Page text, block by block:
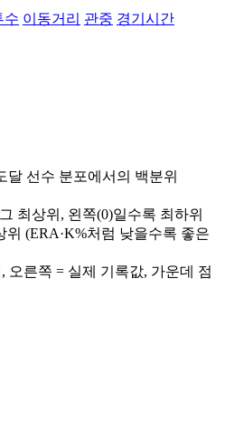
수 이동거리 관중 경기시간
달 선수 분포에서의 백분위
최상위, 왼쪽(0)일수록 최하위
위 (ERA·K%처럼 낮을수록 좋은
오른쪽 = 실제 기록값, 가운데 점